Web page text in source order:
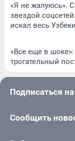
«Я не жалуюсь».
звездой
искал весь
«Все еще в
трогательный
Подписаться
Сообщить